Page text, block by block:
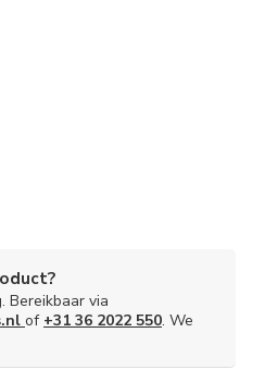
Bereikbaar via
of +31 36 2022 550. We